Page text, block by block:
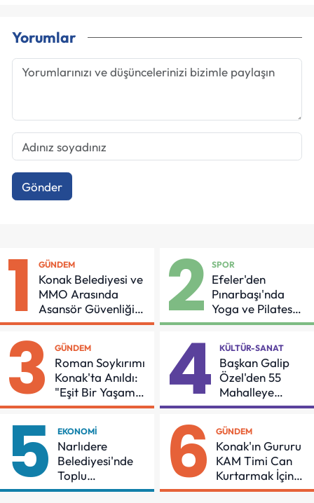
Yorumlar
Gönder
1 GÜNDEM
Konak Belediyesi ve
MMO Arasında
Asansör Güvenliği
İçin Önemli Protokol
2 SPOR
Efeler'den
Pınarbaşı'nda
Yoga ve Pilates
Buluşması
3 GÜNDEM
Roman Soykırımı
Konak'ta Anıldı:
"Eşit Bir Yaşam
İçin Mücadeleyi
4 KÜLTÜR-SANAT
Başkan Galip
Özel'den 55
Mahalleye
Çocuk Şenliği
5 EKONOMI
Narlıdere
Belediyesi'nde
Toplu
Sözleşmeye
6 GÜNDEM
Konak'ın Gururu
KAM Timi Can
Kurtarmak İçin
Demir Aldı